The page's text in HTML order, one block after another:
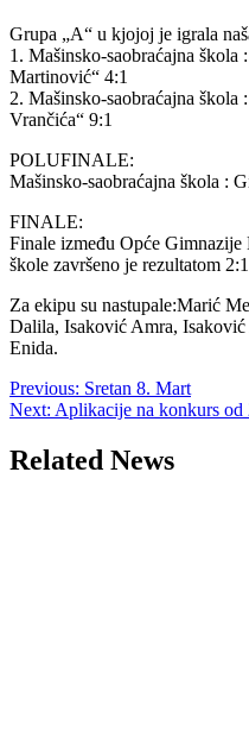
Grupa „A“ u kjojoj je igrala
1. Mašinsko-saobraćajna škola
Martinović“ 4:1
2. Mašinsko-saobraćajna škola
Vrančića“ 9:1
POLUFINALE:
Mašinsko-saobraćajna škola :
FINALE:
Finale između Opće Gimnazije
škole završeno je rezultatom
Za ekipu su nastupale:Marić
Dalila, Isaković Amra,
Enida.
Post
navigation
Previous: Sretan 8. Mart
Next: Aplikacije na konkurs od
Related News